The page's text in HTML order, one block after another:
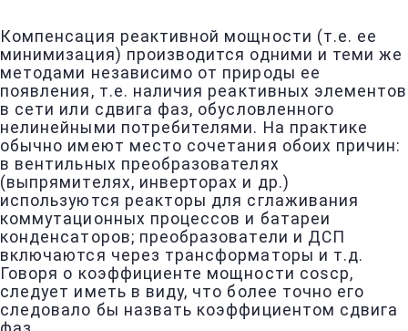
Компенсация реактивной мощности (т.е. ее
минимизация) производится одними и теми же
методами независимо от природы ее
появления, т.е. наличия реактивных элементов
в сети или сдвига фаз, обусловленного
нелинейными потребителями. На практике
обычно имеют место сочетания обоих причин:
в вентильных преобразователях
(выпрямителях, инверторах и др.)
используются реакторы для сглаживания
коммутационных процессов и батареи
конденсаторов; преобразователи и ДСП
включаются через трансформаторы и т.д.
Говоря о коэффициенте мощности coscp,
следует иметь в виду, что более точно его
следовало бы назвать коэффициентом сдвига